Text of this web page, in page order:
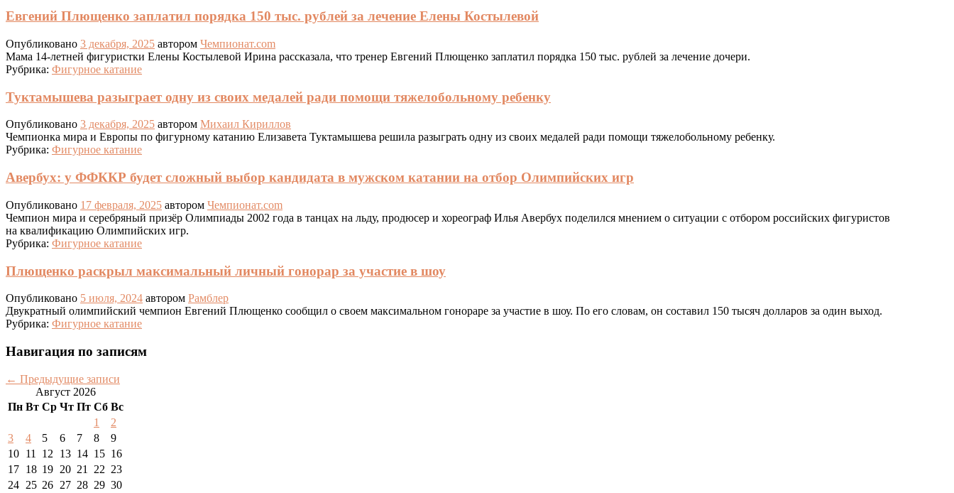
Евгений Плющенко заплатил порядка 150 тыс. рублей за лечение Елены Костылевой
Опубликовано 3 декабря, 2025 автором Чемпионат.com
Мама 14-летней фигуристки Елены Костылевой Ирина рассказала, что тренер Евгений Плющенко заплатил порядка 150 тыс. рублей за лечение дочери.
Рубрика: Фигурное катание
Туктамышева разыграет одну из своих медалей ради помощи тяжелобольному ребенку
Опубликовано 3 декабря, 2025 автором Михаил Кириллов
Чемпионка мира и Европы по фигурному катанию Елизавета Туктамышева решила разыграть одну из своих медалей ради помощи тяжелобольному ребенку.
Рубрика: Фигурное катание
Авербух: у ФФККР будет сложный выбор кандидата в мужском катании на отбор Олимпийских игр
Опубликовано 17 февраля, 2025 автором Чемпионат.com
Чемпион мира и серебряный призёр Олимпиады 2002 года в танцах на льду, продюсер и хореограф Илья Авербух поделился мнением о ситуации с отбором российских фигуристов
на квалификацию Олимпийских игр.
Рубрика: Фигурное катание
Плющенко раскрыл максимальный личный гонорар за участие в шоу
Опубликовано 5 июля, 2024 автором Рамблер
Двукратный олимпийский чемпион Евгений Плющенко сообщил о своем максимальном гонораре за участие в шоу. По его словам, он составил 150 тысяч долларов за один выход.
Рубрика: Фигурное катание
Навигация по записям
← Предыдущие записи
Август 2026
Пн Вт Ср Чт Пт Сб Вс
1
2
3
4 5 6 7 8
9
10 11 12 13 14 15 16
17 18 19 20 21 22 23
24 25 26 27 28 29 30